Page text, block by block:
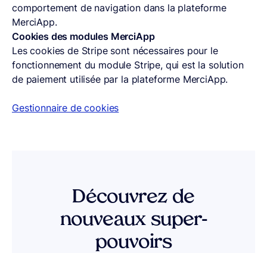
comportement de navigation dans la plateforme
MerciApp.
Cookies des modules MerciApp
Les cookies de Stripe sont nécessaires pour le
fonctionnement du module Stripe, qui est la solution
de paiement utilisée par la plateforme MerciApp.
Gestionnaire de cookies
Découvrez de
nouveaux super-
pouvoirs